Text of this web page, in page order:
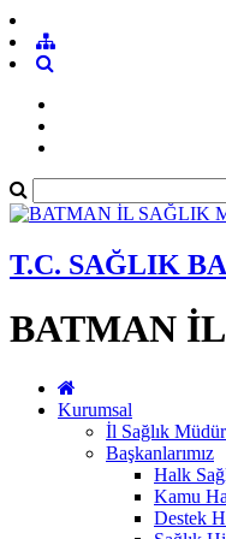
T.C. SAĞLIK
BATMAN
Kurumsal
İl Sağlık
Başkanlarımız
Halk
Kamu
Destek